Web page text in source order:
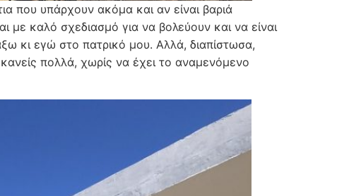
που υπάρχουν ακόμα και αν είναι βαριά
καλό σχεδιασμό για να βολεύουν και να είναι
κι εγώ στο πατρικό μου. Αλλά, διαπίστωσα,
πολλά, χωρίς να έχει το αναμενόμενο